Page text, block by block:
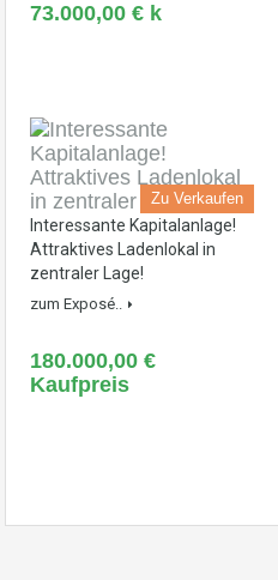
73.000,00 € k
Zu Verkaufen
Interessante Kapitalanlage!
Attraktives Ladenlokal in
zentraler Lage!
zum Exposé..
180.000,00 €
Kaufpreis